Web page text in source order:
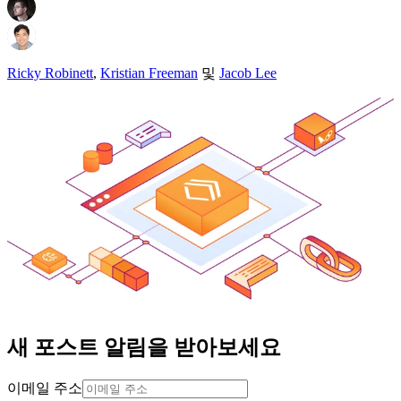
Ricky Robinett, Kristian Freeman 및 Jacob Lee
새 포스트 알림을 받아보세요
이메일 주소